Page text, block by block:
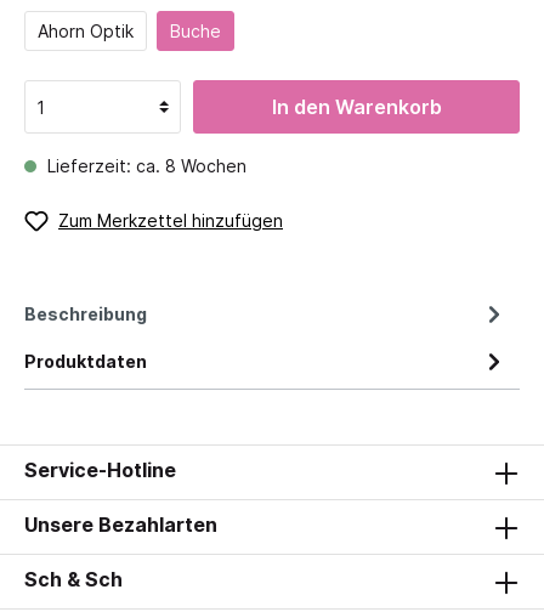
Ahorn Optik Buche
In den Warenkorb
Lieferzeit: ca. 8 Wochen
Zum Merkzettel hinzufügen
Beschreibung
Produktdaten
Service-Hotline
Unsere Bezahlarten
Sch & Sch